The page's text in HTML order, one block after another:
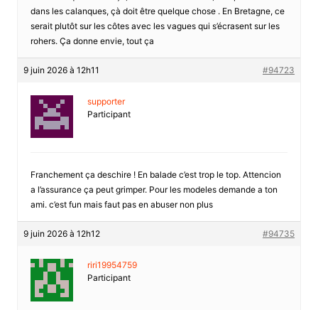
dans les calanques, çà doit être quelque chose . En Bretagne, ce
serait plutôt sur les côtes avec les vagues qui s’écrasent sur les
rohers. Ça donne envie, tout ça
9 juin 2026 à 12h11 #94723
supporter
Participant
Franchement ça deschire ! En balade c’est trop le top. Attencion
a l’assurance ça peut grimper. Pour les modeles demande a ton
ami. c’est fun mais faut pas en abuser non plus
9 juin 2026 à 12h12 #94735
riri19954759
Participant